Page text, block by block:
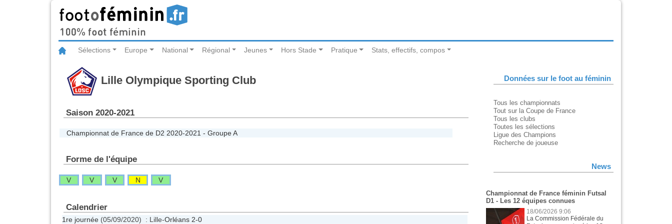
Sélections Europe National Régional Jeunes Hors Stade Pratique Stats, effectifs, compos
Lille Olympique Sporting Club
Saison 2020-2021
Championnat de France de D2 2020-2021 - Groupe A
Forme de l'équipe
V V V N V
Calendrier
1re journée (05/09/2020) : Lille-Orléans 2-0
Données sur le foot au féminin
Tous les championnats
Tout sur la Coupe de France
Tous les clubs
Toutes les sélections
Ligue des Champions
Recherche de joueuse
News
Championnat de France féminin Futsal
D1 - Les 12 équipes connues
18/06/2026 9:06
La Commission Fédérale du